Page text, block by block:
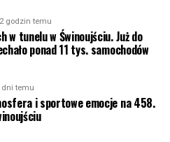
godzin temu
w tunelu w Świnoujściu. Już do
ponad 11 tys. samochodów
dni temu
i sportowe emocje na 458.